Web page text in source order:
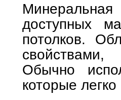
доступных
потолков.
Обычно
которые